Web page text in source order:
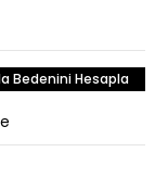
Bedenini Hesapla